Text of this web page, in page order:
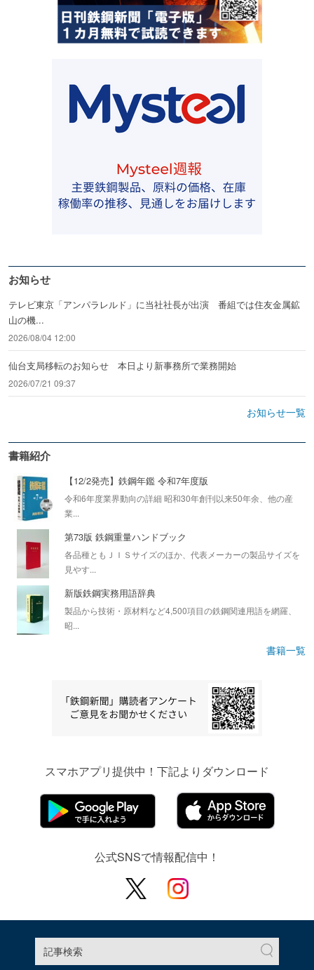
お知らせ
テレビ東京「アンパラレルド」に当社社長が出演 番組では住友金属鉱
山の機...
2026/08/04 12:00
仙台支局移転のお知らせ 本日より新事務所で業務開始
2026/07/21 09:37
お知らせ一覧
書籍紹介
【12/2発売】鉄鋼年鑑 令和7年度版
令和6年度業界動向の詳細 昭和30年創刊以来50年余、他の産
業...
第73版 鉄鋼重量ハンドブック
各品種ともＪＩＳサイズのほか、代表メーカーの製品サイズを
見やす...
新版鉄鋼実務用語辞典
製品から技術・原材料など4,500項目の鉄鋼関連用語を網羅、
昭...
書籍一覧
スマホアプリ提供中！下記よりダウンロード
公式SNSで情報配信中！
記事検索